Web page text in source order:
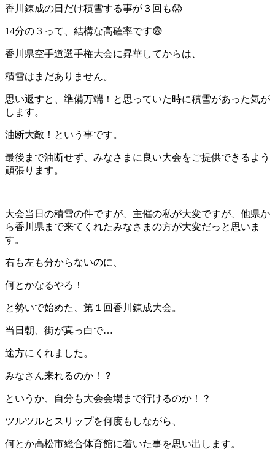
香川錬成の日だけ積雪する事が３回も😱
14分の３って、結構な高確率です😨
香川県空手道選手権大会に昇華してからは、
積雪はまだありません。
思い返すと、準備万端！と思っていた時に積雪があった気が
します。
油断大敵！という事です。
最後まで油断せず、みなさまに良い大会をご提供できるよう
頑張ります。
大会当日の積雪の件ですが、主催の私が大変ですが、他県か
ら香川県まで来てくれたみなさまの方が大変だっと思いま
す。
右も左も分からないのに、
何とかなるやろ！
と勢いで始めた、第１回香川錬成大会。
当日朝、街が真っ白で…
途方にくれました。
みなさん来れるのか！？
というか、自分も大会会場まで行けるのか！？
ツルツルとスリップを何度もしながら、
何とか高松市総合体育館に着いた事を思い出します。